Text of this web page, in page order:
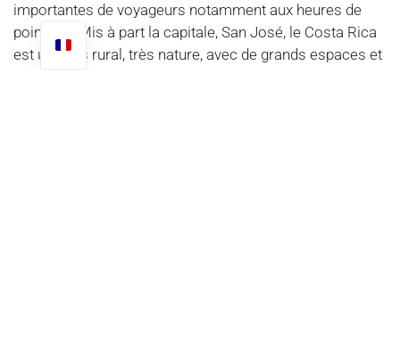
importantes de voyageurs notamment aux heures de
pointe. 4) Mis à part la capitale, San José, le Costa Rica
est un pays rural, très nature, avec de grands espaces et